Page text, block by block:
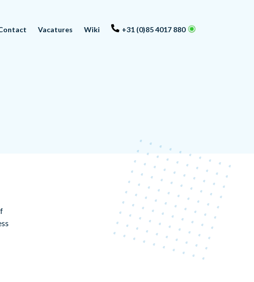
Vacatures Wiki +31 (0)85 4017 880